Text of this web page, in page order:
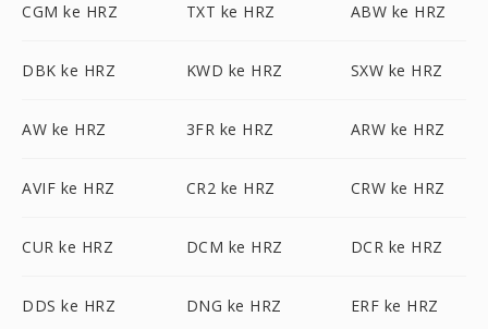
CGM ke HRZ TXT ke HRZ ABW ke HRZ
DBK ke HRZ KWD ke HRZ SXW ke HRZ
AW ke HRZ 3FR ke HRZ ARW ke HRZ
AVIF ke HRZ CR2 ke HRZ CRW ke HRZ
CUR ke HRZ DCM ke HRZ DCR ke HRZ
DDS ke HRZ DNG ke HRZ ERF ke HRZ